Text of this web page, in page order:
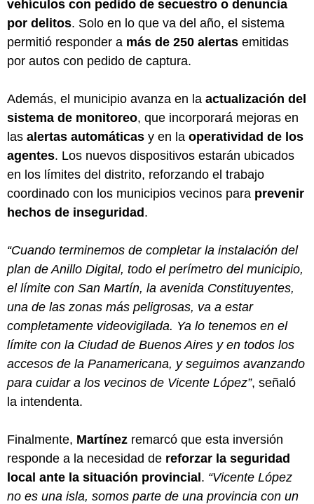
vehículos con pedido de secuestro o denuncia
por delitos. Solo en lo que va del año, el sistema
permitió responder a más de 250 alertas emitidas
por autos con pedido de captura.
Además, el municipio avanza en la actualización del
sistema de monitoreo, que incorporará mejoras en
las alertas automáticas y en la operatividad de los
agentes. Los nuevos dispositivos estarán ubicados
en los límites del distrito, reforzando el trabajo
coordinado con los municipios vecinos para prevenir
hechos de inseguridad.
“Cuando terminemos de completar la instalación del
plan de Anillo Digital, todo el perímetro del municipio,
el límite con San Martín, la avenida Constituyentes,
una de las zonas más peligrosas, va a estar
completamente videovigilada. Ya lo tenemos en el
límite con la Ciudad de Buenos Aires y en todos los
accesos de la Panamericana, y seguimos avanzando
para cuidar a los vecinos de Vicente López”, señaló
la intendenta.
Finalmente, Martínez remarcó que esta inversión
responde a la necesidad de reforzar la seguridad
local ante la situación provincial. “Vicente López
no es una isla, somos parte de una provincia con un